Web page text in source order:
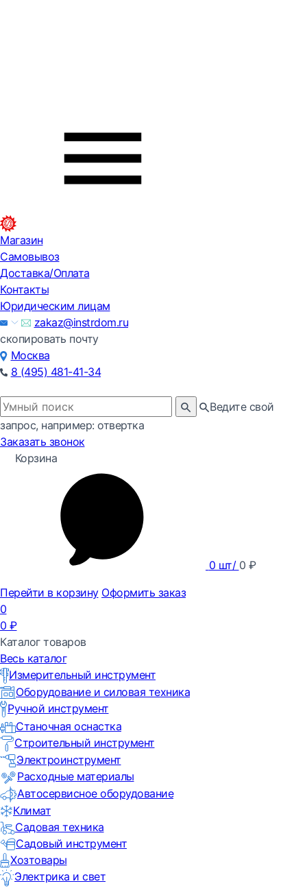
Магазин
Самовывоз
Доставка/Оплата
Контакты
Юридическим лицам
zakaz@instrdom.ru
скопировать почту
Москва
8 (495) 481-41-34
Ведите свой
запрос, например: отвертка
Заказать звонок
Корзина
0 шт/ 0 ₽
Перейти в корзину Оформить заказ
0
0 ₽
Каталог товаров
Весь каталог
Измерительный инструмент
Оборудование и силовая техника
Ручной инструмент
Станочная оснастка
Строительный инструмент
Электроинструмент
Расходные материалы
Автосервисное оборудование
Климат
Садовая техника
Садовый инструмент
Хозтовары
Электрика и свет